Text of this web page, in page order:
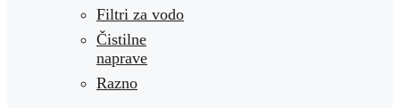
Filtri za vodo
Čistilne
naprave
Razno